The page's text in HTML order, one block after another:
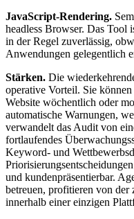
JavaScript-Rendering.
headless Browser. Das Tool
in der Regel zuverlässig,
Anwendungen gelegentlich
Stärken. Die
operative Vorteil. Sie können
Website wöchentlich oder
automatische Warnungen,
verwandelt das Audit von
fortlaufendes
Keyword- und
und kundenpräsentierbar.
betreuen, profitieren von
innerhalb einer einzigen